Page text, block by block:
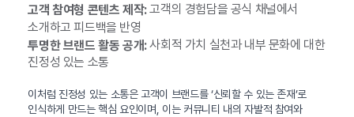
고객 참여형 콘텐츠 제작:고객의 경험담을 공식 채널에서
소개하고 피드백을 반영
투명한 브랜드 활동 공개:사회적 가치 실천과 내부 문화에 대한
진정성 있는 소통
이처럼 진정성 있는 소통은 고객이 브랜드를 ‘신뢰할 수 있는 존재’로
인식하게 만드는 핵심 요인이며, 이는 커뮤니티 내의 자발적 참여와